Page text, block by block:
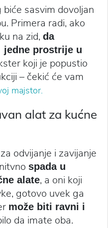
sasvim dovoljan
Primera radi, ako
na zid, da
prostrije u
koji je popustio
– čekić će vam
majstor.
alat za kućne
odvijanje i zavijanje
spada u
alate, a oni koji
gotovo uvek ga
može biti ravni i
da imate oba.